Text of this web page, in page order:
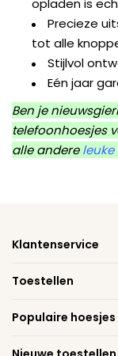
opladen is
Precieze
tot alle
Stijlvol
Eén jaar
Ben je
telefoonhoesjes
alle andereleuke
Klantenservice
Toestellen
Populaire hoesjes